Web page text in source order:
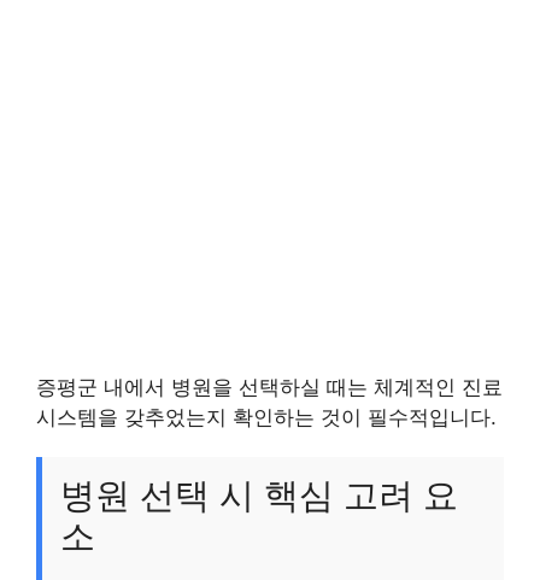
증평군 내에서 병원을 선택하실 때는 체계적인 진료
시스템을 갖추었는지 확인하는 것이 필수적입니다.
병원 선택 시 핵심 고려 요
소